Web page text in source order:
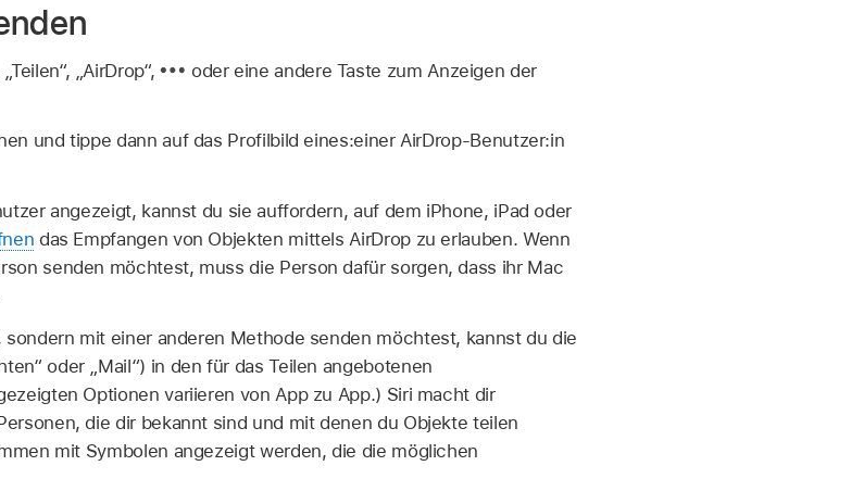
„Teilen“, „AirDrop“,
oder eine andere Taste zum Anzeigen der
und tippe dann auf das Profilbild eines:einer AirDrop-Benutzer:in
angezeigt, kannst du sie auffordern, auf dem iPhone, iPad oder
das Empfangen von Objekten mittels AirDrop zu erlauben. Wenn
senden möchtest, muss die Person dafür sorgen, dass ihr Mac
mit einer anderen Methode senden möchtest, kannst du die
oder „Mail“) in den für das Teilen angebotenen
Optionen variieren von App zu App.) Siri macht dir
die dir bekannt sind und mit denen du Objekte teilen
mit Symbolen angezeigt werden, die die möglichen